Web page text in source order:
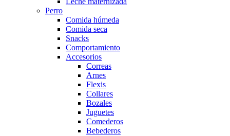
Perro
Comida húmeda
Comida seca
Snacks
Comportamiento
Accesorios
Correas
Arnes
Flexis
Collares
Bozales
Juguetes
Comederos
Bebederos